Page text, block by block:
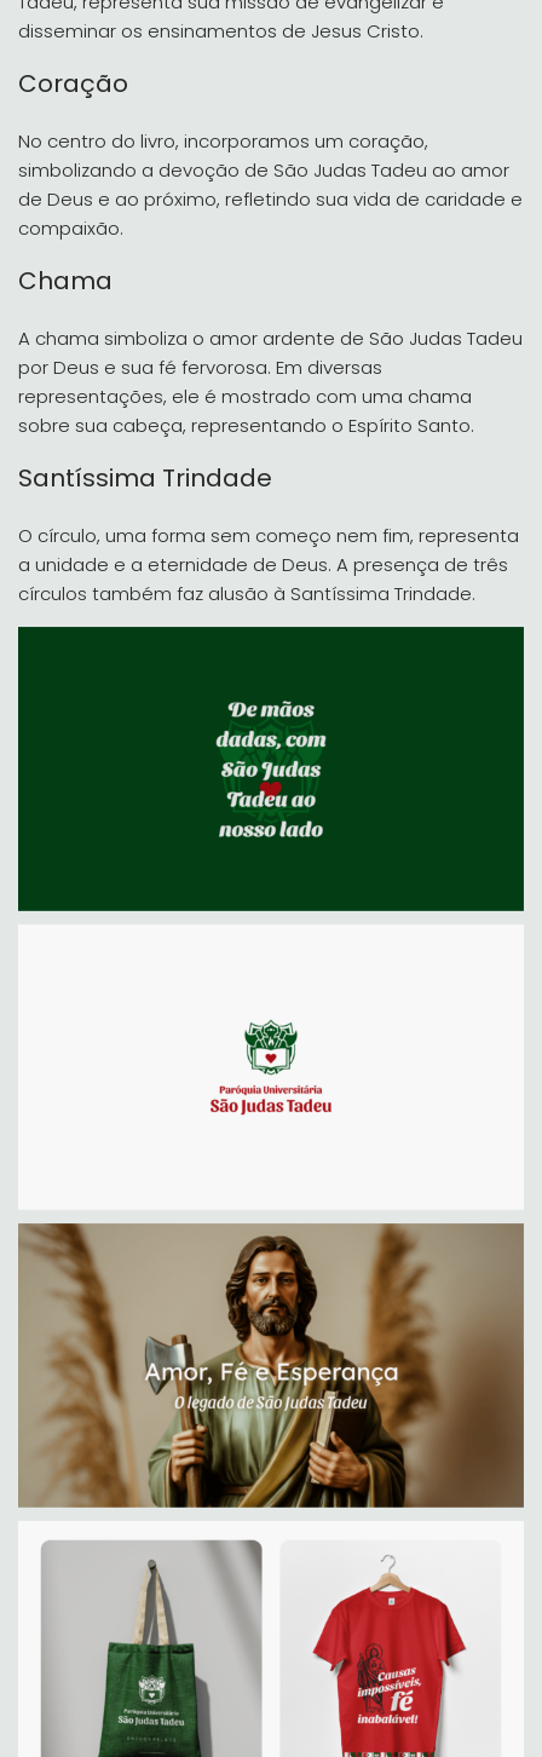
disseminar os ensinamentos de Jesus Cristo.
Coração
No centro do livro, incorporamos um coração,
simbolizando a devoção de São Judas Tadeu ao amor
de Deus e ao próximo, refletindo sua vida de caridade e
compaixão.
Chama
A chama simboliza o amor ardente de São Judas Tadeu
por Deus e sua fé fervorosa. Em diversas
representações, ele é mostrado com uma chama
sobre sua cabeça, representando o Espírito Santo.
Santíssima Trindade
O círculo, uma forma sem começo nem fim, representa
a unidade e a eternidade de Deus. A presença de três
círculos também faz alusão à Santíssima Trindade.